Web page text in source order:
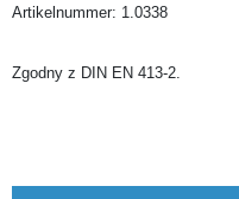
Artikelnummer: 1.0338
Zgodny z DIN EN 413-2.